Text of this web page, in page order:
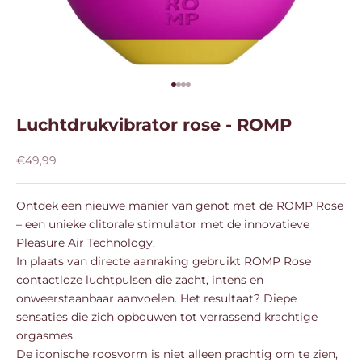
Naar artikel 1
Naar artikel 2
Naar artikel 3
Naar artikel 4
Luchtdrukvibrator rose - ROMP
Aanbiedingsprijs
€49,99
Ontdek een nieuwe manier van genot met de ROMP Rose
– een unieke clitorale stimulator met de innovatieve
Pleasure Air Technology.
In plaats van directe aanraking gebruikt ROMP Rose
contactloze luchtpulsen die zacht, intens en
onweerstaanbaar aanvoelen. Het resultaat? Diepe
sensaties die zich opbouwen tot verrassend krachtige
orgasmes.
De iconische roosvorm is niet alleen prachtig om te zien,